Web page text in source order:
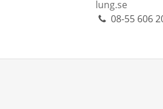
lung.se
08-55 606